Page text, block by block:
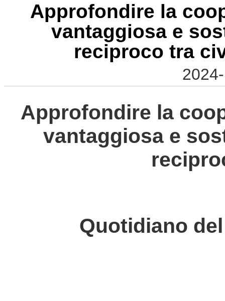
Approfondire la
vantaggiosa e
reciproco tra
Approfondire la
vantaggiosa e
Quotidiano